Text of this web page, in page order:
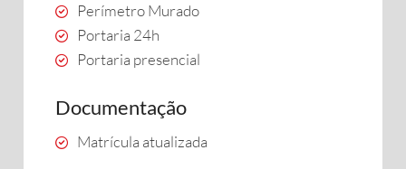
Perímetro Murado
Portaria 24h
Portaria presencial
Documentação
Matrícula atualizada